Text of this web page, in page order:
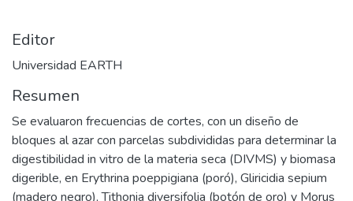
Editor
Universidad EARTH
Resumen
Se evaluaron frecuencias de cortes, con un diseño de
bloques al azar con parcelas subdivididas para determinar la
digestibilidad in vitro de la materia seca (DIVMS) y biomasa
digerible, en Erythrina poeppigiana (poró), Gliricidia sepium
(madero negro), Tithonia diversifolia (botón de oro) y Morus